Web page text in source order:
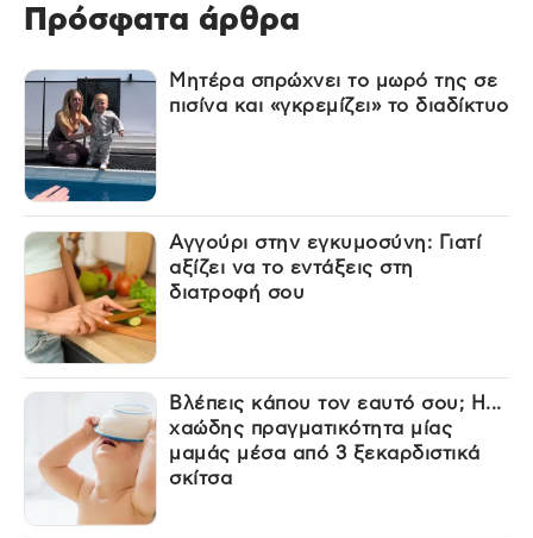
Πρόσφατα άρθρα
Μητέρα σπρώχνει το μωρό της σε
πισίνα και «γκρεμίζει» το διαδίκτυο
Αγγούρι στην εγκυμοσύνη: Γιατί
αξίζει να το εντάξεις στη
διατροφή σου
Βλέπεις κάπου τον εαυτό σου; Η...
χαώδης πραγματικότητα μίας
μαμάς μέσα από 3 ξεκαρδιστικά
σκίτσα